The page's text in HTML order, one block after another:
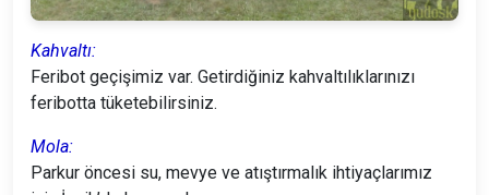
Kahvaltı:
Feribot geçişimiz var. Getirdiğiniz kahvaltılıklarınızı
feribotta tüketebilirsiniz.
Mola:
Parkur öncesi su, mevye ve atıştırmalık ihtiyaçlarımız